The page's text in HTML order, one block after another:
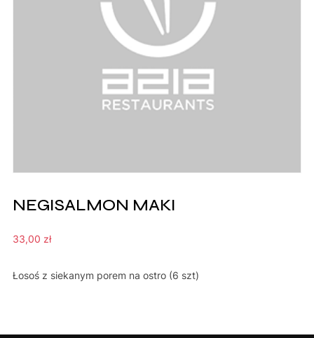
NEGISALMON MAKI
33,00 zł
Łosoś z siekanym porem na ostro (6 szt)